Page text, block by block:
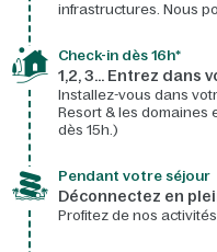
infrastructures. Nous
Check-in dès 16h*​
1,2, 3… Entrez dans
Installez-vous dans
Resort & les domaines
dès 15h.)
Pendant votre séjour
Déconnectez en
Profitez de nos